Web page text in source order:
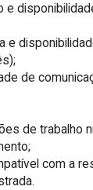
e
e
de
de trabalho
com a